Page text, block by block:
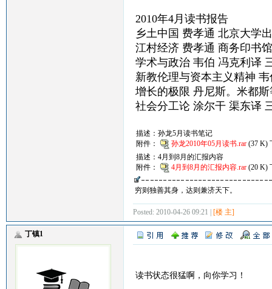
2010年4月读书报告
乡土中国 费孝通 北京大学
江村经济 费孝通 商务印书馆
学术与政治 韦伯 冯克利译
新教伦理与资本主义精神
增长的极限 丹尼斯。米都
社会分工论 涂尔干 渠东译
描述：孙龙5月读书笔记
附件：
孙龙2010年05月读书.rar(37 K)
描述：4月到8月的汇报内容
附件：
4月到8月的汇报内容.rar(20 K)
穷则独善其身，达则兼济天下。
Posted: 2010-04-26 09:21 | [楼 主]
丁镇1
读书状态很猛啊，向你学习！